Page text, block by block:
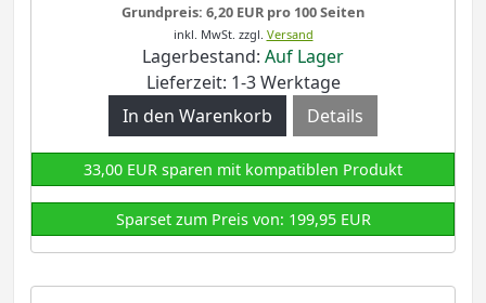
Grundpreis: 6,20 EUR pro 100 Seiten
inkl. MwSt. zzgl. Versand
Lagerbestand: Auf Lager
Lieferzeit: 1-3 Werktage
Details
33,00 EUR sparen mit kompatiblen Produkt
Sparset zum Preis von: 199,95 EUR